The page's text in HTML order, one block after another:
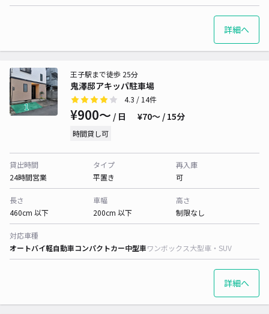
詳細へ
鬼澤邸アキッパ駐車場
王子駅まで徒歩 25分
4.3 / 14件
¥900〜 / 日 ¥70〜 / 15分
時間貸し可
貸出時間
24時間営業
タイプ
平置き
再入庫
可
長さ
460cm 以下
車幅
200cm 以下
高さ
制限なし
対応車種
オートバイ軽自動車コンパクトカー中型車ワンボックス大型車・SUV
詳細へ